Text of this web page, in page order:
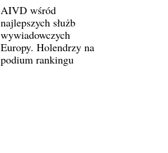
AIVD wśród
najlepszych służb
wywiadowczych
Europy. Holendrzy na
podium rankingu